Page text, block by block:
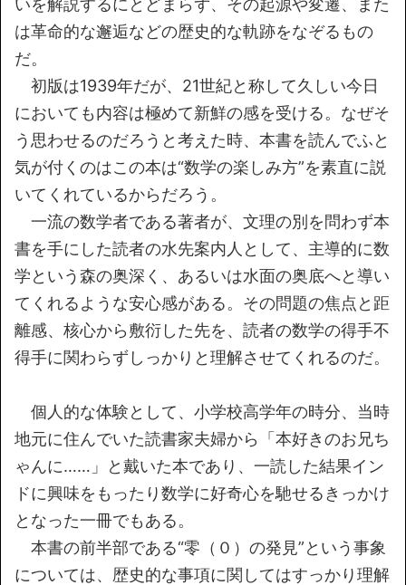
いを解説するにとどまらず、その起源や変遷、また
は革命的な邂逅などの歴史的な軌跡をなぞるもの
だ。
初版は1939年だが、21世紀と称して久しい今日
においても内容は極めて新鮮の感を受ける。なぜそ
う思わせるのだろうと考えた時、本書を読んでふと
気が付くのはこの本は“数学の楽しみ方”を素直に説
いてくれているからだろう。
一流の数学者である著者が、文理の別を問わず本
書を手にした読者の水先案内人として、主導的に数
学という森の奥深く、あるいは水面の奥底へと導い
てくれるような安心感がある。その問題の焦点と距
離感、核心から敷衍した先を、読者の数学の得手不
得手に関わらずしっかりと理解させてくれるのだ。
個人的な体験として、小学校高学年の時分、当時
地元に住んでいた読書家夫婦から「本好きのお兄ち
ゃんに……」と戴いた本であり、一読した結果イン
ドに興味をもったり数学に好奇心を馳せるきっかけ
となった一冊でもある。
本書の前半部である“零（０）の発見”という事象
については、歴史的な事項に関してはすっかり理解